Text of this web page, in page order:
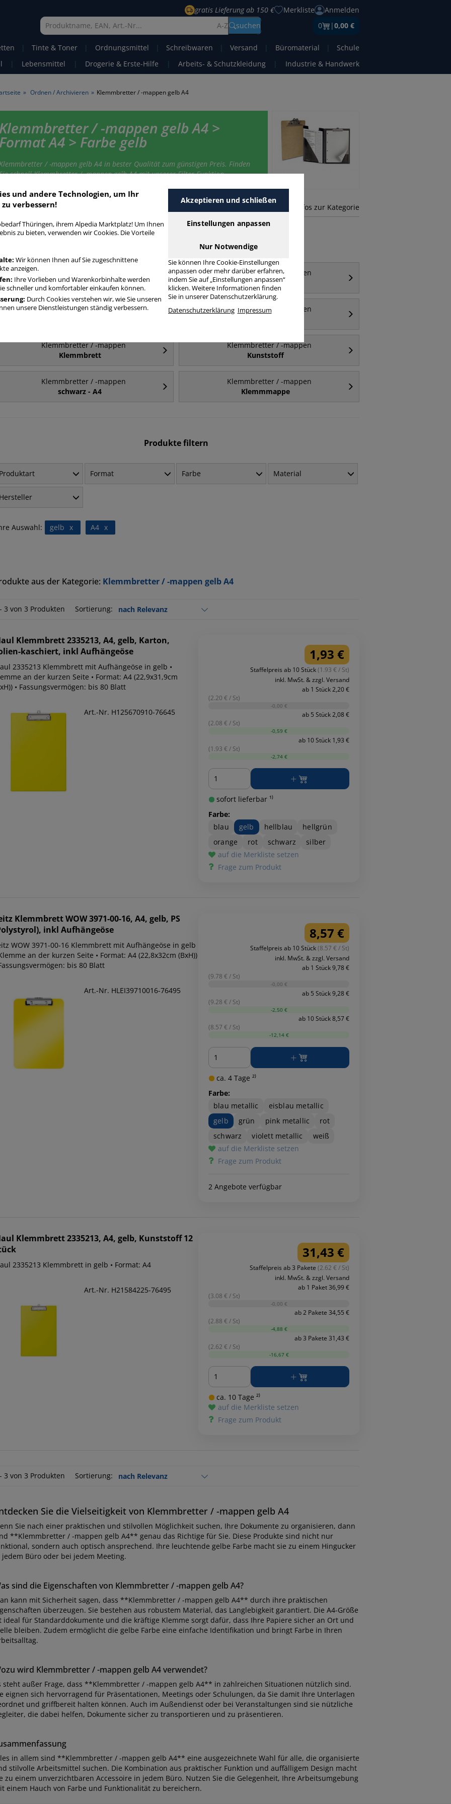
gratis Lieferung ab 150 € Merkliste
Anmelden
A-Z
suchen 0 |0,00 €
| Tinte & Toner | Ordnungsmittel | Schreibwaren | Versand | Büromaterial |
Schule
| Lebensmittel | Drogerie & Erste-Hilfe | Arbeits- & Schutzkleidung | Industrie & Handwerk
» Ordnen / Archivieren » Klemmbretter / -mappen gelb A4
/ -mappen gelb A4 >
A4 > Farbe gelb
/ -mappen gelb A4 in bester Qualität zum günstigen Preis. Finden
schnell Klemmbretter / -mappen gelb A4 mit unserer Filter-Funktion.
/ -mappen gelb A4 mehr Infos zur Kategorie
Häufig gesucht
A4
Klemmbretter / -mappen
A5
Klemmbretter / -mappen
Klemmbretter / -mappen
Klemmbretter / -mappen
Klemmbrett
Klemmbretter / -mappen
Kunststoff
Klemmbretter / -mappen
schwarz - A4
Klemmbretter / -mappen
Klemmmappe
Produkte filtern
Format Farbe Material
Auswahl: x
gelb x
A4
aus der Kategorie: Klemmbretter / -mappen gelb A4
3 von 3 Produkten Sortierung:
Klemmbrett 2335213, A4, gelb, Karton,
kaschiert, inkl Aufhängeöse
2335213 Klemmbrett mit Aufhängeöse in gelb •
an der kurzen Seite • Format: A4 (22,9x31,9cm
• Fassungsvermögen: bis 80 Blatt
Art.-Nr. H125670910-76645
1,93 €
Staffelpreis ab 10 Stück(1.93 € / St)
inkl. MwSt. & zzgl. Versand
ab 1 Stück 2,20 €
(2.20 € / St)
-0,00 €
ab 5 Stück 2,08 €
(2.08 € / St)
-0,59 €
ab 10 Stück 1,93 €
(1.93 € / St)
-2,74 €
Menge
sofort lieferbar ¹⁾
Farbe:
blau
gelb hellblau
hellgrün
orange
rot schwarz
silber
auf die Merkliste setzen
Frage zum Produkt
Klemmbrett WOW 3971-00-16, A4, gelb, PS
inkl Aufhängeöse
WOW 3971-00-16 Klemmbrett mit Aufhängeöse in gelb
an der kurzen Seite • Format: A4 (22,8x32cm (BxH))
bis 80 Blatt
Art.-Nr. HLEI39710016-76495
8,57 €
Staffelpreis ab 10 Stück(8.57 € / St)
inkl. MwSt. & zzgl. Versand
ab 1 Stück 9,78 €
(9.78 € / St)
-0,00 €
ab 5 Stück 9,28 €
(9.28 € / St)
-2,50 €
ab 10 Stück 8,57 €
(8.57 € / St)
-12,14 €
Menge
ca. 4 Tage ²⁾
Farbe:
blau metallic
eisblau metallic
gelb
grün pink metallic
rot
schwarz
violett metallic
weiß
auf die Merkliste setzen
Frage zum Produkt
2 Angebote verfügbar
Klemmbrett 2335213, A4, gelb, Kunststoff 12
Maul 2335213 Klemmbrett in gelb • Format: A4
Art.-Nr. H21584225-76495
31,43 €
Staffelpreis ab 3 Pakete (2.62 € / St)
inkl. MwSt. & zzgl. Versand
ab 1 Paket 36,99 €
(3.08 € / St)
-0,00 €
ab 2 Pakete 34,55 €
(2.88 € / St)
-4,88 €
ab 3 Pakete 31,43 €
(2.62 € / St)
-16,67 €
Menge
ca. 10 Tage ²⁾
auf die Merkliste setzen
Frage zum Produkt
3 von 3 Produkten Sortierung:
Sie die Vielseitigkeit von Klemmbretter / -mappen gelb A4
Sie nach einer praktischen und stilvollen Möglichkeit suchen, Ihre Dokumente zu organisieren, dann
**Klemmbretter / -mappen gelb A4** genau das Richtige für Sie. Diese Produkte sind nicht nur
sondern auch optisch ansprechend. Ihre leuchtende gelbe Farbe macht sie zu einem Hingucker
Büro oder bei jedem Meeting.
sind die Eigenschaften von Klemmbretter / -mappen gelb A4?
kann mit Sicherheit sagen, dass **Klemmbretter / -mappen gelb A4** durch ihre praktischen
überzeugen. Sie bestehen aus robustem Material, das Langlebigkeit garantiert. Die A4-Größe
ideal für Standarddokumente und die kräftige Klemme sorgt dafür, dass Ihre Papiere sicher an Ort und
bleiben. Zudem ermöglicht die gelbe Farbe eine einfache Identifikation und bringt Farbe in Ihren
wird Klemmbretter / -mappen gelb A4 verwendet?
steht außer Frage, dass **Klemmbretter / -mappen gelb A4** in zahlreichen Situationen nützlich sind.
eignen sich hervorragend für Präsentationen, Meetings oder Schulungen, da Sie damit Ihre Unterlagen
und griffbereit halten können. Auch im Außendienst oder bei Veranstaltungen sind sie nützliche
die dabei helfen, Dokumente sicher zu transportieren und zu präsentieren.
in allem sind **Klemmbretter / -mappen gelb A4** eine ausgezeichnete Wahl für alle, die organisierte
stilvolle Arbeitsmittel suchen. Die Kombination aus praktischer Funktion und auffälligem Design macht
zu einem unverzichtbaren Accessoire in jedem Büro. Nutzen Sie die Gelegenheit, Ihre Arbeitsumgebung
einem Hauch von Farbe und Funktionalität zu bereichern.
und andere Technologien, um Ihr
verbessern!
Thüringen, ihrem Alpedia Marktplatz! Um Ihnen
zu bieten, verwenden wir Cookies. Die Vorteile
Wir können Ihnen auf Sie zugeschnittene
anzeigen.
Ihre Vorlieben und Warenkorbinhalte werden
schneller und komfortabler einkaufen können.
Durch Cookies verstehen wir, wie Sie unseren
unsere Dienstleistungen ständig verbessern.
Akzeptieren und schließen
Einstellungen anpassen
Nur Notwendige
Sie können Ihre Cookie-Einstellungen
anpassen oder mehr darüber erfahren,
indem Sie auf „Einstellungen anpassen“
klicken. Weitere Informationen finden
Sie in unserer Datenschutzerklärung.
Datenschutzerklärung Impressum